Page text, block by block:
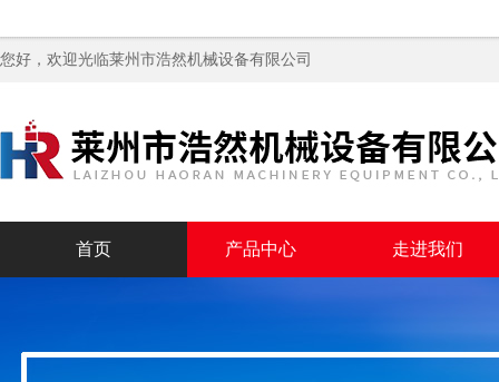
您好，欢迎光临莱州市浩然机械设备有限公司
首页 产品中心 走进我们